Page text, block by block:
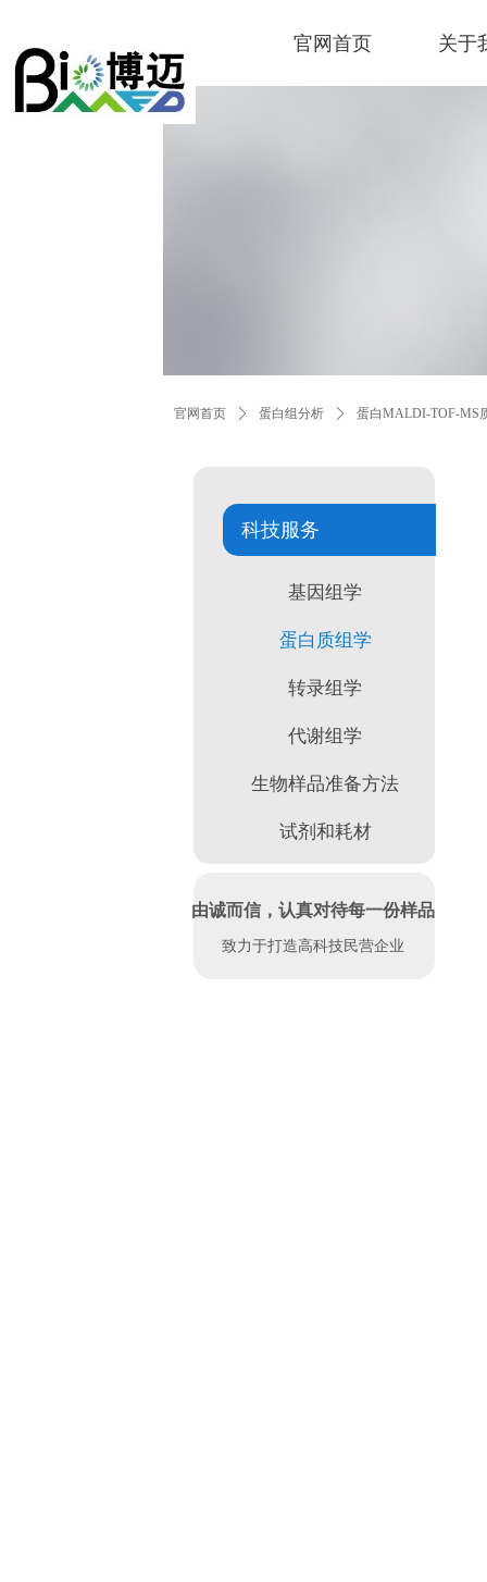
官网首页 关于
官网首页 ꄲ 蛋白组分析 ꄲ 蛋白MALDI-TOF-MS
由诚而信，认真对待每一份样品
致力于打造高科技民营企业
科技服务
基因组学
蛋白质组学
转录组学
代谢组学
生物样品准备方法
试剂和耗材